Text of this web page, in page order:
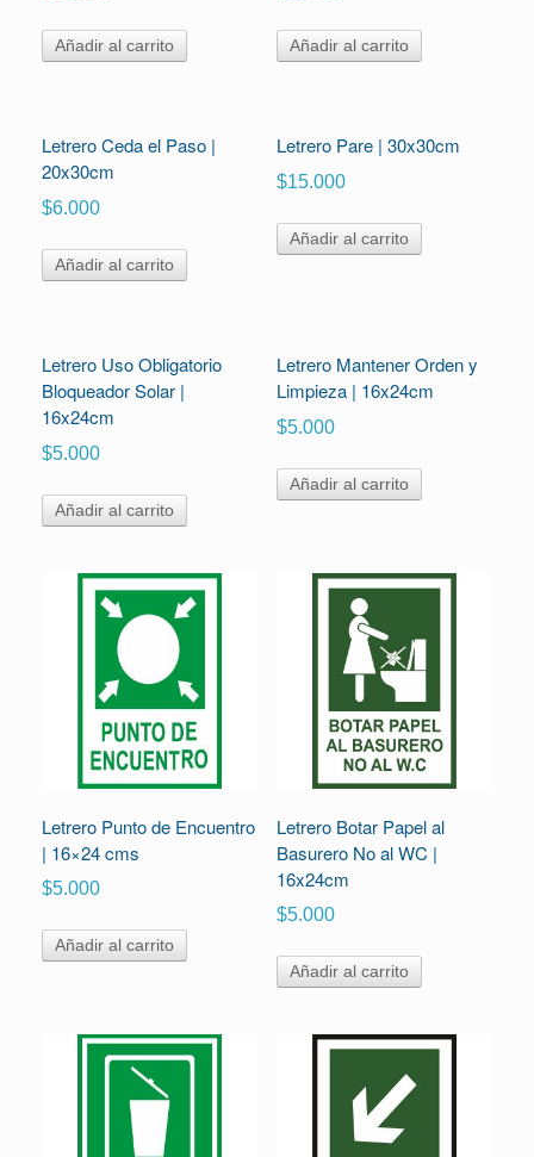
Añadir al carrito Añadir al carrito
Letrero Ceda el Paso |
20x30cm
$6.000
Añadir al carrito
Letrero Pare | 30x30cm
$15.000
Añadir al carrito
Letrero Uso Obligatorio
Bloqueador Solar |
16x24cm
$5.000
Añadir al carrito
Letrero Mantener Orden y
Limpieza | 16x24cm
$5.000
Añadir al carrito
Letrero Punto de Encuentro
| 16×24 cms
$5.000
Añadir al carrito
Letrero Botar Papel al
Basurero No al WC |
16x24cm
$5.000
Añadir al carrito